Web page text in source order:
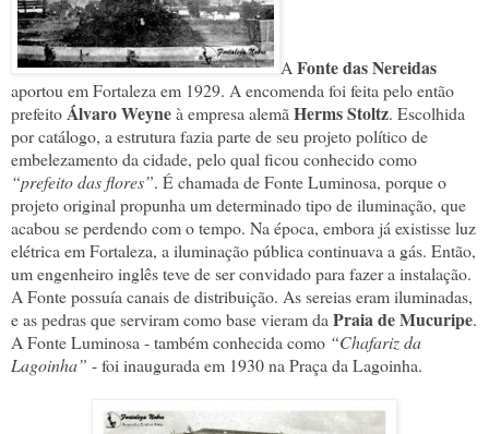
A Fonte das Nereidas
aportou em Fortaleza em 1929. A encomenda foi feita pelo então
prefeito Álvaro Weyneà empresa alemã Herms Stoltz. Escolhida
por catálogo, a estrutura fazia parte de seu projeto político de
embelezamento da cidade, pelo qual ficou conhecido como
“prefeito das flores”. É chamada de Fonte Luminosa, porque o
projeto original propunha um determinado tipo de iluminação, que
acabou se perdendo com o tempo. Na época, embora já existisse luz
elétrica em Fortaleza, a iluminação pública continuava a gás. Então,
um engenheiro inglês teve de ser convidado para fazer a instalação.
A Fonte possuía canais de distribuição. As sereias eram iluminadas,
e as pedras que serviram como base vieram da Praia de Mucuripe.
A Fonte Luminosa - também conhecida como “Chafariz da
Lagoinha” - foi inaugurada em 1930 na Praça da Lagoinha.